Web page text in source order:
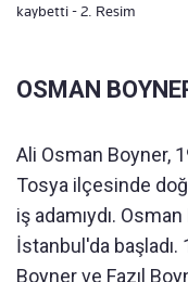
kaybetti - 2. Resim
OSMAN
Ali Osman Boyner,
Tosya ilçesinde
iş adamıydı.
İstanbul'da başladı.
Boyner ve Fazıl